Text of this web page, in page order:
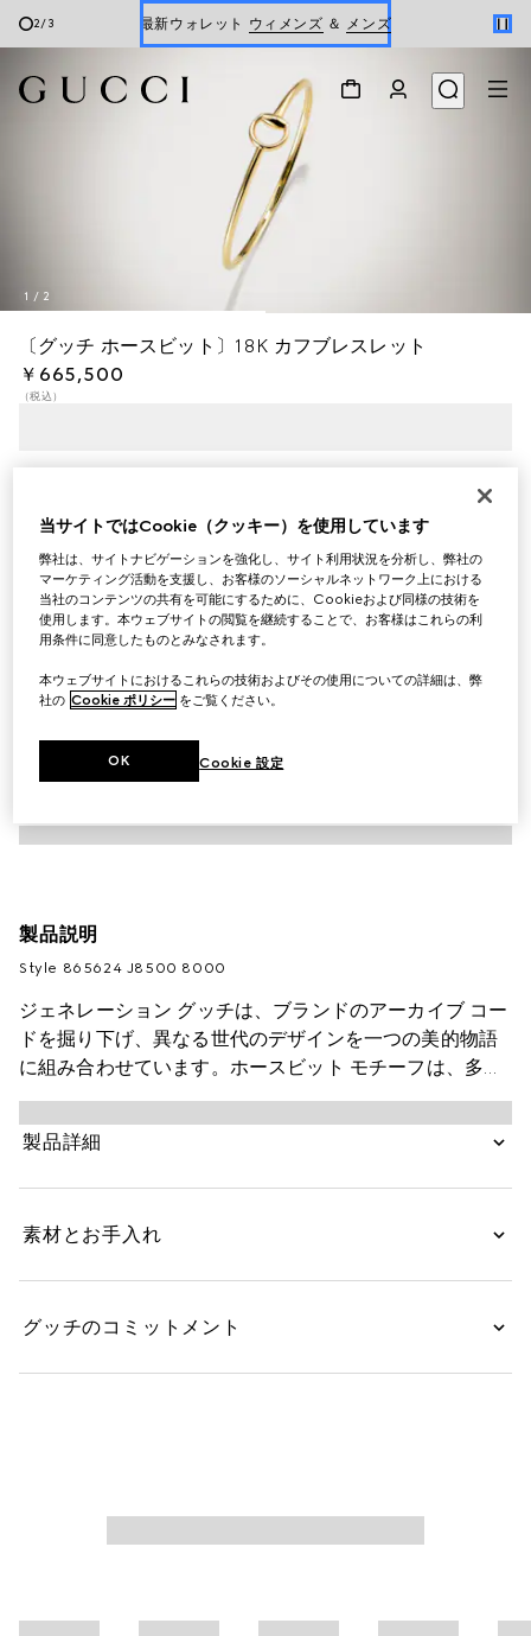
2/3 最新ウォレット ウィメンズ ＆ メンズ
オンライン限定 〔GGマーモント〕
1 / 2
〔グッチ ホースビット〕18K カフブレスレット
￥665,500
（税込）
製品説明
Style ‎865624 J8500 8000
ジェネレーション グッチは、ブランドのアーカイブ コー
ドを掘り下げ、異なる世代のデザインを一つの美的物語
に組み合わせています。ホースビット モチーフは、多用
途でありながら洗練されたプロポーションで表現されて
います。スリークなバングル ブレスレットのイエローゴ
ールドバージョンは、シグネチャータッチのハーフ ホー
製品詳細
素材とお手入れ
グッチのコミットメント
当サイトではCookie（クッキー）を使用しています
弊社は、サイトナビゲーションを強化し、サイト利用状況を分析し、弊社の
マーケティング活動を支援し、お客様のソーシャルネットワーク上における
当社のコンテンツの共有を可能にするために、Cookieおよび同様の技術を
使用します。本ウェブサイトの閲覧を継続することで、お客様はこれらの利
用条件に同意したものとみなされます。
本ウェブサイトにおけるこれらの技術およびその使用についての詳細は、弊
社の Cookie ポリシー をご覧ください。
Cookie 設定
OK